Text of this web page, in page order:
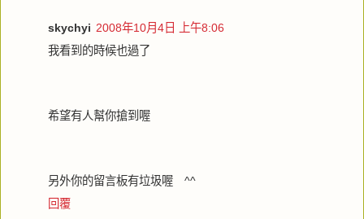
skychyi 2008年10月4日 上午8:06
我看到的時候也過了
希望有人幫你搶到喔
另外你的留言板有垃圾喔 ^^
回覆